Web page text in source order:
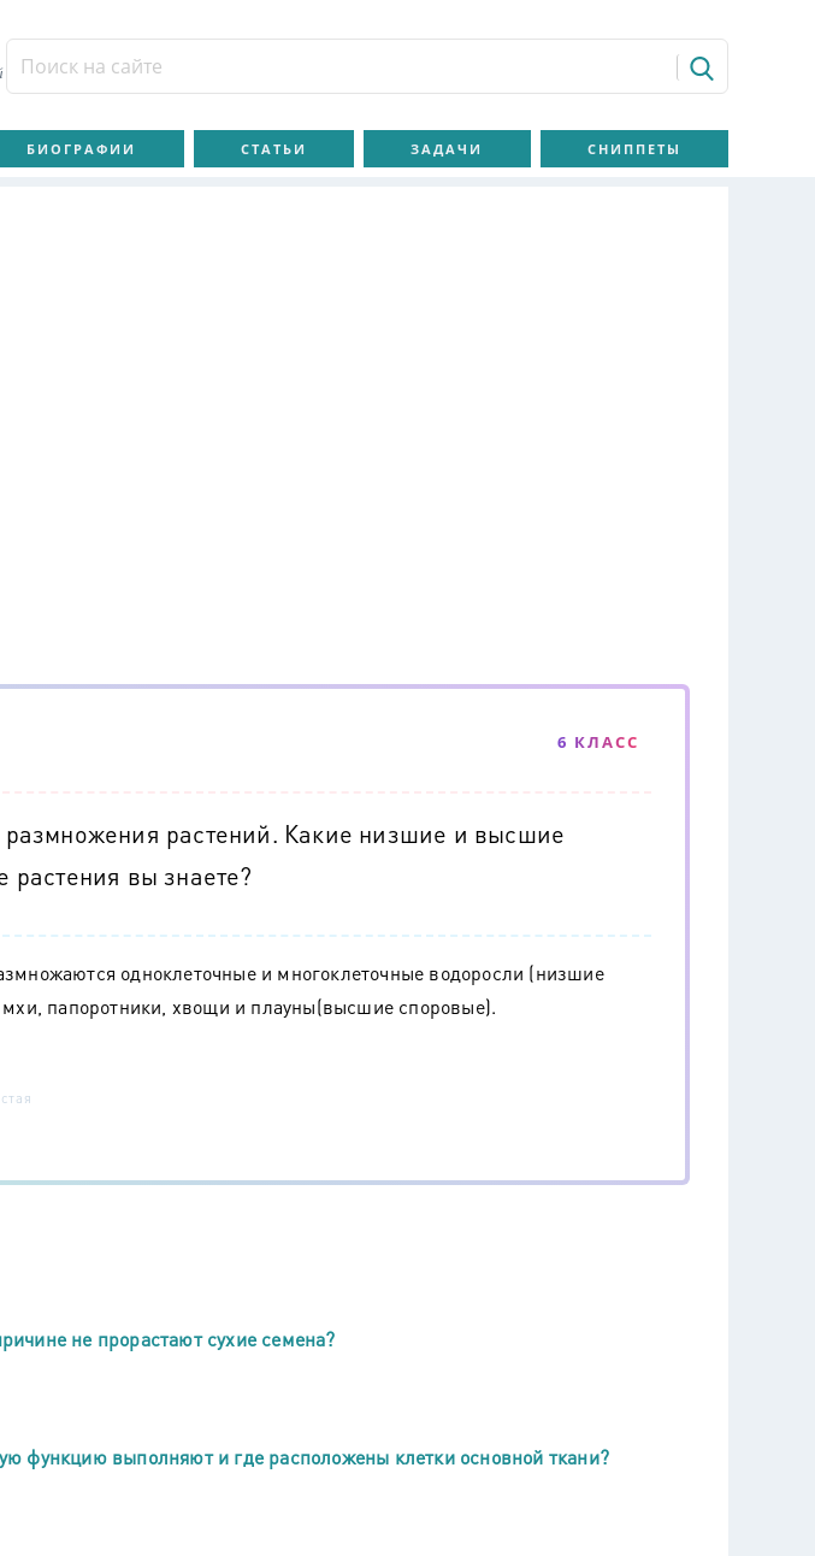
БИОГРАФИИ СТАТЬИ ЗАДАЧИ СНИППЕТЫ
6 КЛАСС
растений. Какие низшие и высшие
растения вы знаете?
одноклеточные и многоклеточные водоросли (низшие
папоротники, хвощи и плауны(высшие споровые).
не прорастают сухие семена?
функцию выполняют и где расположены клетки основной ткани?